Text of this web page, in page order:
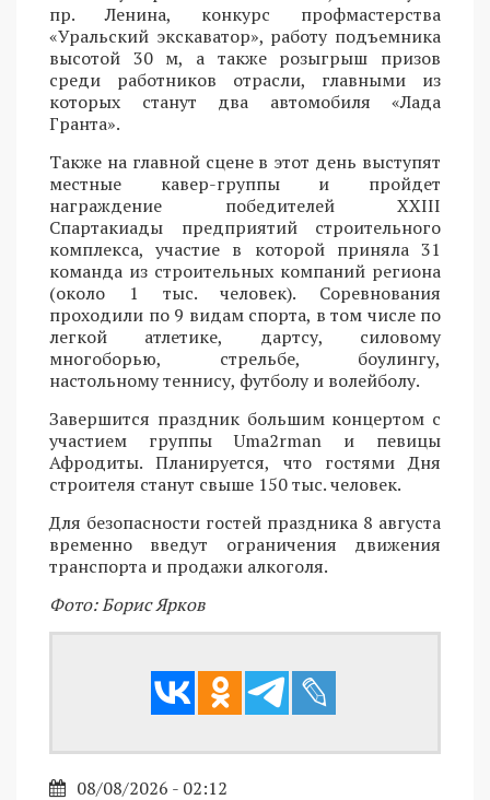
пр. Ленина, конкурс профмастерства
«Уральский экскаватор», работу подъемника
высотой 30 м, а также розыгрыш призов
среди работников отрасли, главными из
которых станут два автомобиля «Лада
Гранта».
Также на главной сцене в этот день выступят
местные кавер-группы и пройдет
награждение победителей XXIII
Спартакиады предприятий строительного
комплекса, участие в которой приняла 31
команда из строительных компаний региона
(около 1 тыс. человек). Соревнования
проходили по 9 видам спорта, в том числе по
легкой атлетике, дартсу, силовому
многоборью, стрельбе, боулингу,
настольному теннису, футболу и волейболу.
Завершится праздник большим концертом с
участием группы Uma2rman и певицы
Афродиты. Планируется, что гостями Дня
строителя станут свыше 150 тыс. человек.
Для безопасности гостей праздника 8 августа
временно введут ограничения движения
транспорта и продажи алкоголя.
Фото: Борис Ярков
08/08/2026 - 02:12